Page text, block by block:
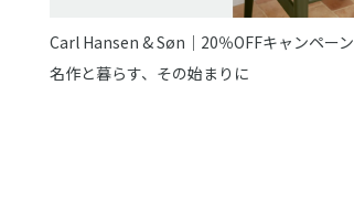
Carl Hansen & Søn｜20％OFFキャンペーン
名作と暮らす、その始まりに